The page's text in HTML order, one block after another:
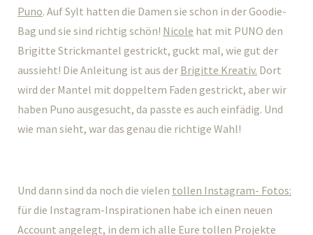
Puno. Auf Sylt hatten die Damen sie schon in der Goodie-
Bag und sie sind richtig schön! Nicole hat mit PUNO den
Brigitte Strickmantel gestrickt, guckt mal, wie gut der
aussieht! Die Anleitung ist aus der Brigitte Kreativ. Dort
wird der Mantel mit doppeltem Faden gestrickt, aber wir
haben Puno ausgesucht, da passte es auch einfädig. Und
wie man sieht, war das genau die richtige Wahl!
Und dann sind da noch die vielen tollen Instagram- Fotos:
für die Instagram-Inspirationen habe ich einen neuen
Account angelegt, in dem ich alle Eure tollen Projekte